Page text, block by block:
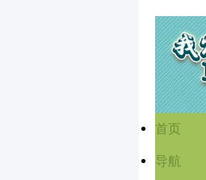
首页
导航